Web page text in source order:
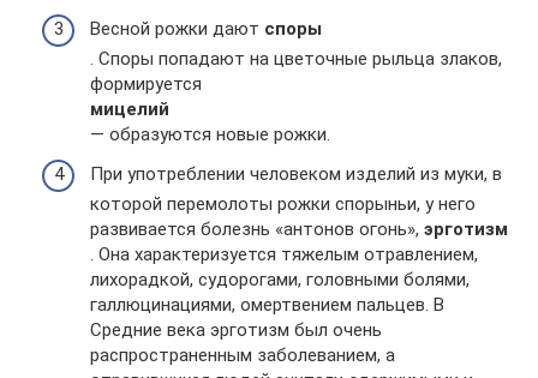
Весной рожки дают споры
. Споры попадают на цветочные рыльца злаков,
формируется
мицелий
— образуются новые рожки.
При употреблении человеком изделий из муки, в
которой перемолоты рожки спорыньи, у него
развивается болезнь «антонов огонь», эрготизм
. Она характеризуется тяжелым отравлением,
лихорадкой, судорогами, головными болями,
галлюцинациями, омертвением пальцев. В
Средние века эрготизм был очень
распространенным заболеванием, а